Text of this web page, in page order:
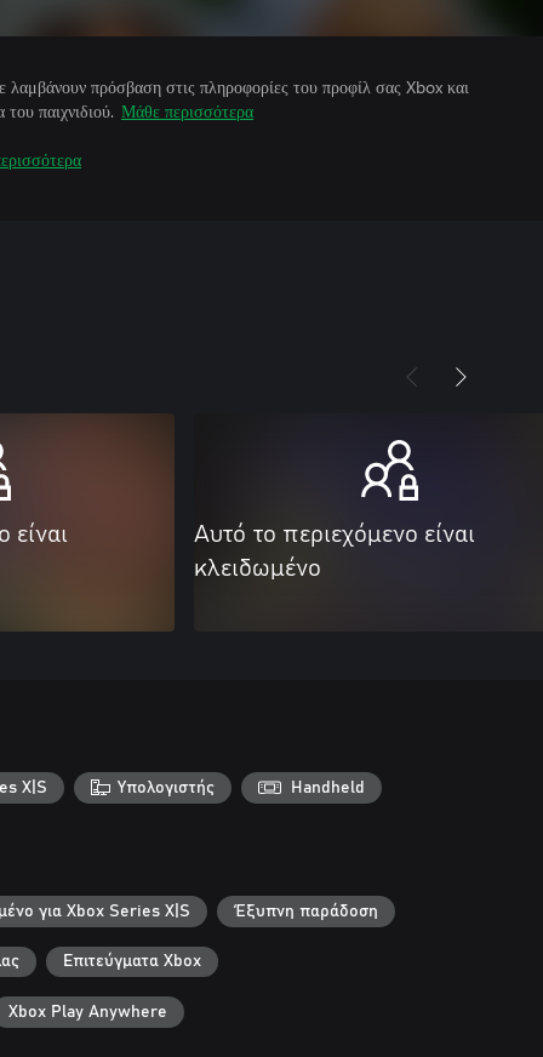
λαμβάνουν πρόσβαση στις πληροφορίες του προφίλ σας Xbox και
παιχνιδιού. Μάθε περισσότερα
είναι
Αυτό το περιεχόμενο είναι
κλειδωμένο
X|S Υπολογιστής Handheld
για Xbox Series X|S Έξυπνη παράδοση
Επιτεύγματα Xbox
Xbox Play Anywhere